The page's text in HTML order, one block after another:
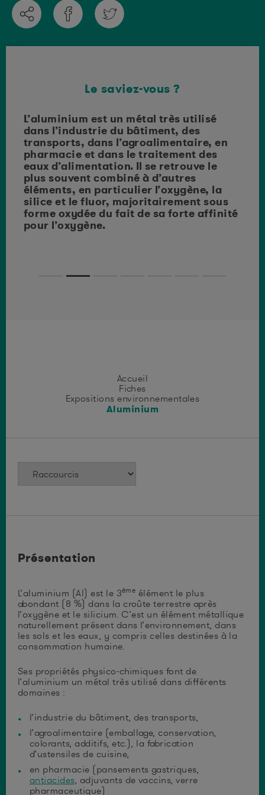
Le saviez-vous ?
L’aluminium est un métal très utilisé
dans l’industrie du bâtiment, des
transports, dans l’agroalimentaire, en
pharmacie et dans le traitement des
eaux d’alimentation. Il se retrouve le
plus souvent combiné à d’autres
éléments, en particulier l’oxygène, la
silice et le fluor, majoritairement sous
forme oxydée du fait de sa forte affinité
pour l’oxygène.
Accueil
Fiches
Expositions environnementales
Aluminium
Présentation
L’aluminium (Al) est le 3ème élément le plus
abondant (8 %) dans la croûte terrestre après
l’oxygène et le silicium. C’est un élément métallique
naturellement présent dans l’environnement, dans
les sols et les eaux, y compris celles destinées à la
consommation humaine.
Ses propriétés physico-chimiques font de
l’aluminium un métal très utilisé dans différents
domaines :
l’industrie du bâtiment, des transports,
l’agroalimentaire (emballage, conservation,
colorants, additifs, etc.), la fabrication
d’ustensiles de cuisine,
en pharmacie (pansements gastriques,
antiacides, adjuvants de vaccins, verre
pharmaceutique)